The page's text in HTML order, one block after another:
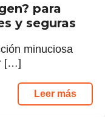
para
y seguras
minuciosa
[…]
Leer más